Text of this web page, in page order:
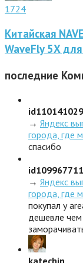
1724
Китайская
WaveFly 5X
последние
→ Яндекс
города, где
спасибо
→ Яндекс
города, где
покупал у
дешевле